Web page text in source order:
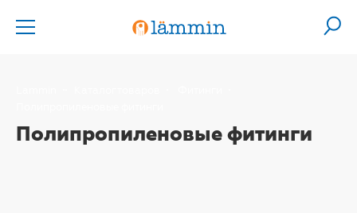
Полипропиленовые фитинги